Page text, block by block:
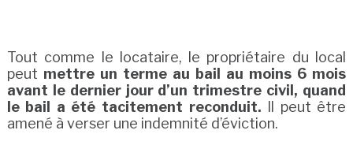
Tout comme le locataire, le propriétaire du local
peut mettre un terme au bail au moins 6 mois
avant le dernier jour d’un trimestre civil, quand
le bail a été tacitement reconduit. Il peut être
amené à verser une indemnité d’éviction.